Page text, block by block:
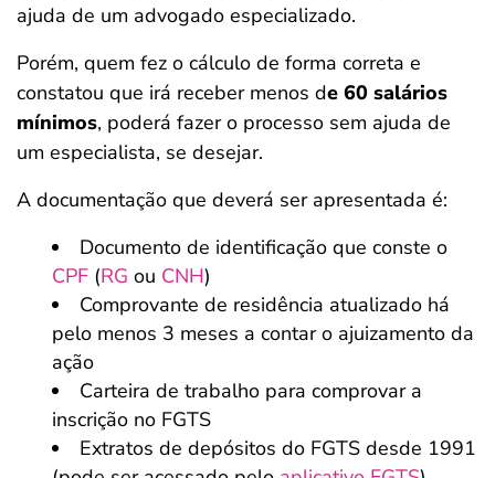
ajuda de um advogado especializado.
Porém, quem fez o cálculo de forma correta e
constatou que irá receber menos de 60 salários
mínimos, poderá fazer o processo sem ajuda de
um especialista, se desejar.
A documentação que deverá ser apresentada é:
Documento de identificação que conste o
CPF (RG ou CNH)
Comprovante de residência atualizado há
pelo menos 3 meses a contar o ajuizamento da
ação
Carteira de trabalho para comprovar a
inscrição no FGTS
Extratos de depósitos do FGTS desde 1991